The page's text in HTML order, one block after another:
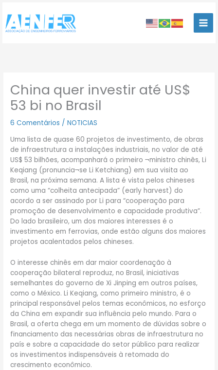
para
conteúdo
China quer investir até US$
53 bi no Brasil
6 Comentários /NOTICIAS
Uma lista de quase 60 projetos de investimento, de obras
de infraestrutura a instalações industriais, no valor de até
US$ 53 bilhões, acompanhará o primeiro ¬ministro chinês, Li
Keqiang (pronuncia¬se Li Ketchiang) em sua visita ao
Brasil, na próxima semana. A lista é vista pelos chineses
como uma “colheita antecipada” (early harvest) do
acordo a ser assinado por Li para “cooperação para
promoção de desenvolvimento e capacidade produtiva”.
Do lado brasileiro, um dos maiores interesses é o
investimento em ferrovias, onde estão alguns dos maiores
projetos acalentados pelos chineses.
O interesse chinês em dar maior coordenação à
cooperação bilateral reproduz, no Brasil, iniciativas
semelhantes do governo de Xi Jinping em outros países,
como o México. Li Keqiang, como primeiro ministro, é o
principal responsável pelos temas econômicos, no esforço
da China em expandir sua influência pelo mundo. Para o
Brasil, a oferta chega em um momento de dúvidas sobre o
financiamento das necessárias obras de infraestrutura no
país e sobre a capacidade do setor público para realizar
os investimentos indispensáveis à retomada do
crescimento econômico.